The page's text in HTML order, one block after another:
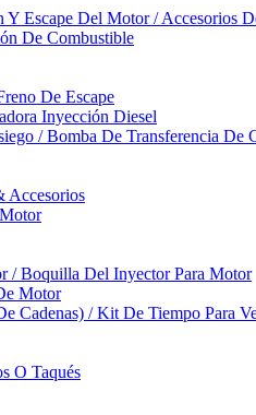
Escape Del Motor / Accesorios
De Combustible
De Escape
Inyección Diesel
/ Bomba De Transferencia De
Accesorios
/ Boquilla Del Inyector Para Motor
Motor
Cadenas) / Kit De Tiempo Para
O Taqués